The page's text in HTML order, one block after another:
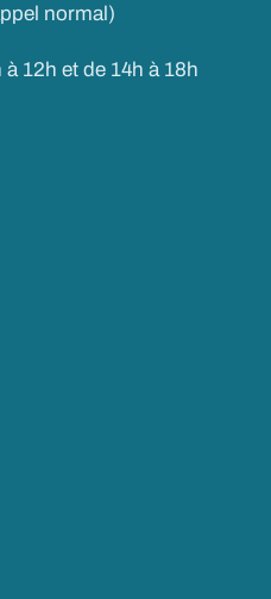
normal)
12h et de 14h à 18h